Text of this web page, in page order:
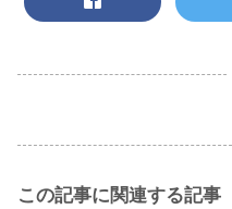
この記事に関連する記事